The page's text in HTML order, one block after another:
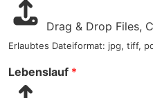
Drag & Drop Files,
Erlaubtes Dateiformat: jpg, tiff,
Lebenslauf *